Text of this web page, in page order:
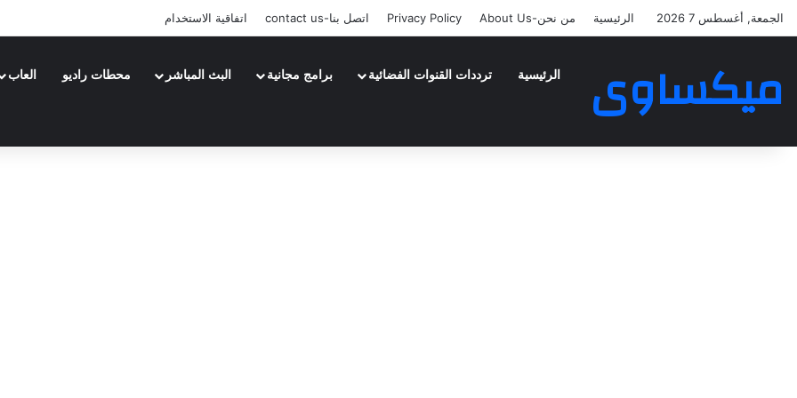
الجمعة, أغسطس 7 2026 الرئيسية من نحن-About Us Privacy Policy اتصل بنا-contact us اتفاقية الاستخدام
ميكساوى الرئيسية ترددات القنوات الفضائية برامج مجانية البث المباشر محطات راديو العاب